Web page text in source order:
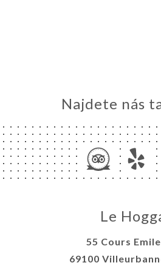
Najdete nás
Le
55 Cours
69100